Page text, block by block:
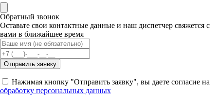
Обратный звонок
Оставьте свои контактные данные и наш диспетчер свяжется с
вами в ближайшее время
Отправить заявку
Нажимая кнопку "Отправить заявку", вы даете согласие на
обработку персональных данных